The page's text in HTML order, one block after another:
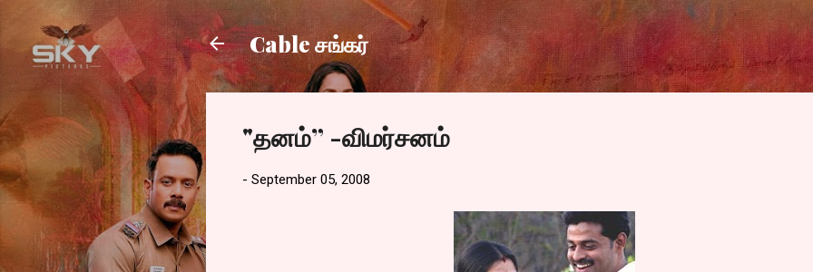
Skip to main content
Cable சங்கர்
"தனம்” -விமர்சனம்
- September 05, 2008